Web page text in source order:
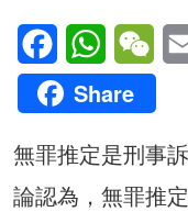
FacebookWhatsApp
Share
無罪推定是刑事
論認為，無罪推